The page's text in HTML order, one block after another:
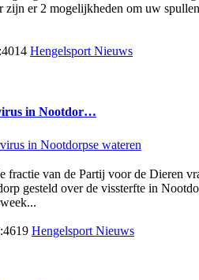
zijn er 2 mogelijkheden om uw
Hengelsport Nieuws
in Nootdor…
fractie van de Partij voor de Dieren
gesteld over de vissterfte in
Hengelsport Nieuws